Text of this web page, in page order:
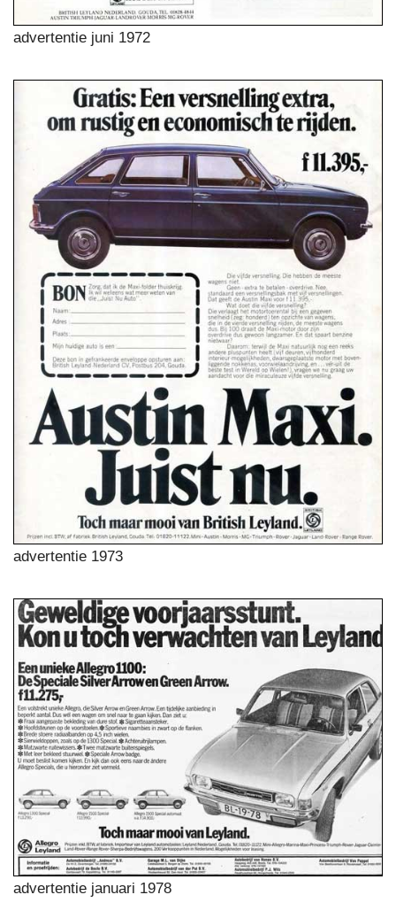
advertentie juni 1972
advertentie 1973
advertentie januari 1978